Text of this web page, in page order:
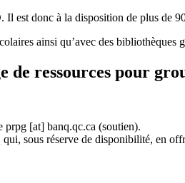
Il est donc à la disposition de plus de
ainsi qu’avec des bibliothèques
de ressources pour
prpg [at] banq.qc.ca (soutien).
sous réserve de disponibilité, en